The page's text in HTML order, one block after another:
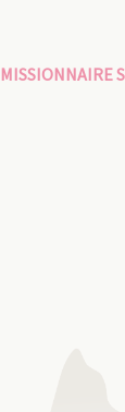
MISSIONNAIRE